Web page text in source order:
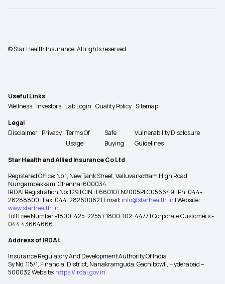
© Star Health Insurance. All rights reserved.
Useful Links
Wellness Investors Lab Login Quality Policy Sitemap
Legal
Disclaimer Privacy Terms Of
Usage
Safe
Buying
Vulnerability Disclosure
Guidelines
Star Health and Allied Insurance Co Ltd
Registered Office: No 1, New Tank Street, Valluvarkottam High Road,
Nungambakkam, Chennai 600034
IRDAI Registration No: 129 | CIN : L66010TN2005PLC056649 | Ph: 044-
28288800 | Fax: 044-28260062 | Email: info@starhealth.in | Website:
www.starhealth.in
Toll Free Number -1800-425-2255 / 1800-102-4477 | Corporate Customers -
044 43664666
Address of IRDAI:
Insurance Regulatory And Development Authority Of India
Sy No. 115/1, Financial District, Nanakramguda, Gachibowli, Hyderabad –
500032 Website: https://irdai.gov.in